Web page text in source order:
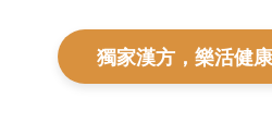
獨家漢方，樂活健